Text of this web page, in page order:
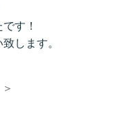
す！
します。